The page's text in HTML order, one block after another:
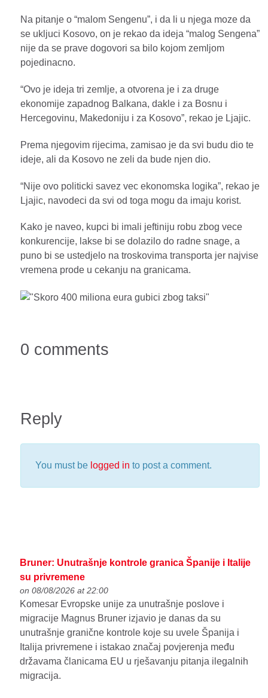
Na pitanje o “malom Sengenu”, i da li u njega moze da
se ukljuci Kosovo, on je rekao da ideja “malog Sengena”
nije da se prave dogovori sa bilo kojom zemljom
pojedinacno.
“Ovo je ideja tri zemlje, a otvorena je i za druge
ekonomije zapadnog Balkana, dakle i za Bosnu i
Hercegovinu, Makedoniju i za Kosovo”, rekao je Ljajic.
Prema njegovim rijecima, zamisao je da svi budu dio te
ideje, ali da Kosovo ne zeli da bude njen dio.
“Nije ovo politicki savez vec ekonomska logika”, rekao je
Ljajic, navodeci da svi od toga mogu da imaju korist.
Kako je naveo, kupci bi imali jeftiniju robu zbog vece
konkurencije, lakse bi se dolazilo do radne snage, a
puno bi se ustedjelo na troskovima transporta jer najvise
vremena prode u cekanju na granicama.
0 comments
Reply
You must be logged in to post a comment.
Bruner: Unutrašnje kontrole granica Španije i Italije
su privremene
on 08/08/2026 at 22:00
Komesar Evropske unije za unutrašnje poslove i
migracije Magnus Bruner izjavio je danas da su
unutrašnje granične kontrole koje su uvele Španija i
Italija privremene i istakao značaj povjerenja među
državama članicama EU u rješavanju pitanja ilegalnih
migracija.